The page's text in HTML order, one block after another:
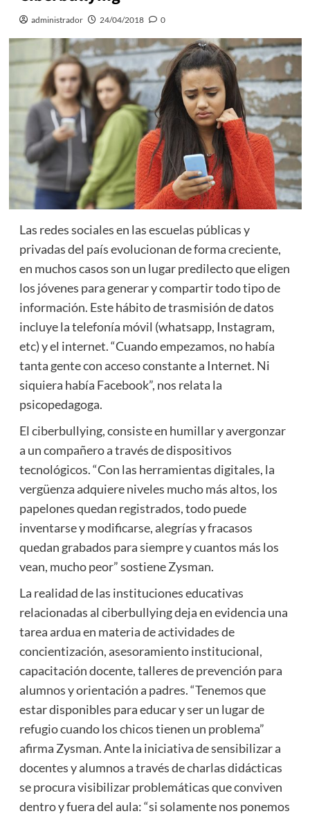
administrador 24/04/2018 0
Las redes sociales en las escuelas públicas y
privadas del país evolucionan de forma creciente,
en muchos casos son un lugar predilecto que eligen
los jóvenes para generar y compartir todo tipo de
información. Este hábito de trasmisión de datos
incluye la telefonía móvil (whatsapp, Instagram,
etc) y el internet. “Cuando empezamos, no había
tanta gente con acceso constante a Internet. Ni
siquiera había Facebook”, nos relata la
psicopedagoga.
El ciberbullying, consiste en humillar y avergonzar
a un compañero a través de dispositivos
tecnológicos. “Con las herramientas digitales, la
vergüenza adquiere niveles mucho más altos, los
papelones quedan registrados, todo puede
inventarse y modificarse, alegrías y fracasos
quedan grabados para siempre y cuantos más los
vean, mucho peor” sostiene Zysman.
La realidad de las instituciones educativas
relacionadas al ciberbullying deja en evidencia una
tarea ardua en materia de actividades de
concientización, asesoramiento institucional,
capacitación docente, talleres de prevención para
alumnos y orientación a padres. “Tenemos que
estar disponibles para educar y ser un lugar de
refugio cuando los chicos tienen un problema”
afirma Zysman. Ante la iniciativa de sensibilizar a
docentes y alumnos a través de charlas didácticas
se procura visibilizar problemáticas que conviven
dentro y fuera del aula: “si solamente nos ponemos